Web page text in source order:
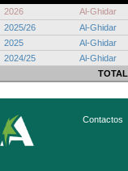
2026
Al-Ghidar
2025/26
Al-Ghidar
2025
Al-Ghidar
2024/25
Al-Ghidar
TOTAL
Contactos